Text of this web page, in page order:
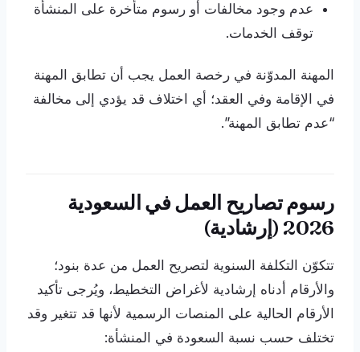
عدم وجود مخالفات أو رسوم متأخرة على المنشأة
توقف الخدمات.
المهنة المدوّنة في رخصة العمل يجب أن تطابق المهنة
في الإقامة وفي العقد؛ أي اختلاف قد يؤدي إلى مخالفة
“عدم تطابق المهنة”.
رسوم تصاريح العمل في السعودية
2026 (إرشادية)
تتكوّن التكلفة السنوية لتصريح العمل من عدة بنود؛
والأرقام أدناه إرشادية لأغراض التخطيط، ويُرجى تأكيد
الأرقام الحالية على المنصات الرسمية لأنها قد تتغير وقد
تختلف حسب نسبة السعودة في المنشأة: